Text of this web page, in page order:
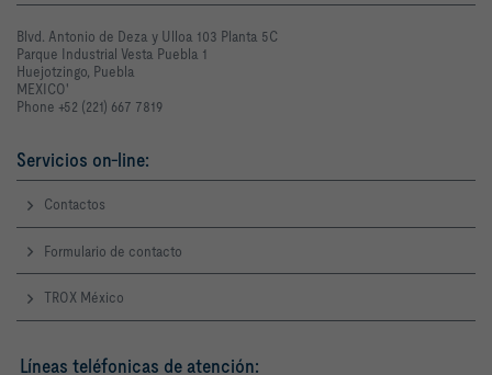
Blvd. Antonio de Deza y Ulloa 103 Planta 5C
Parque Industrial Vesta Puebla 1
Huejotzingo, Puebla
MEXICO'
Phone +52 (221) 667 7819
Servicios on-line:
Contactos
Formulario de contacto
TROX México
Líneas teléfonicas de atención: